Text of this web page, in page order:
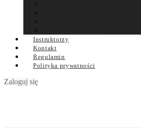
Instruktorzy
Kontakt
Regulamin
Polityka prywatności
Zaloguj się